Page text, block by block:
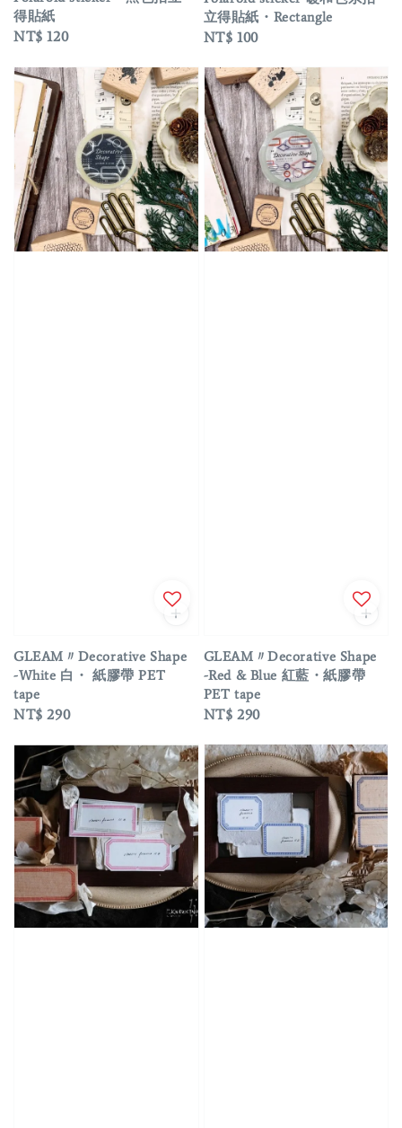
得貼紙
Regular
NT$ 120
立得貼紙・Rectangle
Regular
NT$ 100
GLEAM〃Decorative Shape
-White 白・ 紙膠帶 PET
tape
Regular
NT$ 290
GLEAM〃Decorative Shape
-Red & Blue 紅藍・紙膠帶
PET tape
Regular
NT$ 290